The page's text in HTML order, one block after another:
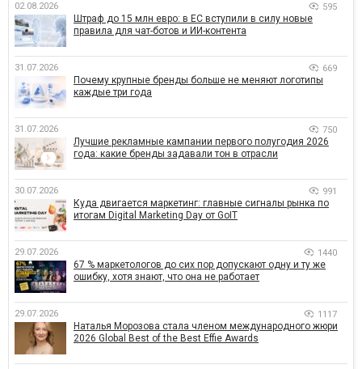
02.08.2026 595
Штраф до 15 млн евро: в ЕС вступили в силу новые
правила для чат-ботов и ИИ-контента
31.07.2026 669
Почему крупные бренды больше не меняют логотипы
каждые три года
31.07.2026 750
Лучшие рекламные кампании первого полугодия 2026
года: какие бренды задавали тон в отрасли
30.07.2026 991
Куда двигается маркетинг: главные сигналы рынка по
итогам Digital Marketing Day от GoIT
29.07.2026 1440
67 % маркетологов до сих пор допускают одну и ту же
ошибку, хотя знают, что она не работает
29.07.2026 1117
Наталья Морозова стала членом международного жюри
2026 Global Best of the Best Effie Awards